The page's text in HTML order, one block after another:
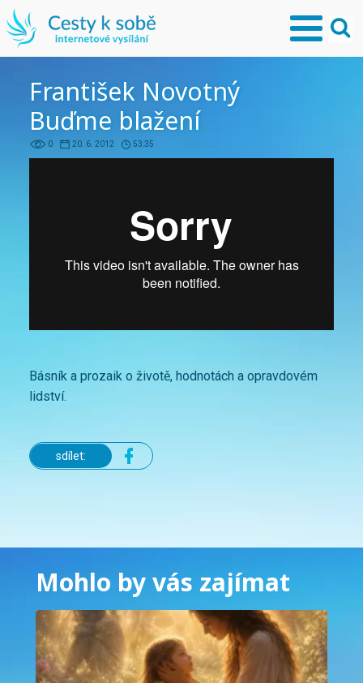
František Novotný
Buďme blažení
0 20. 6. 2012 53:35
Básník a prozaik o životě, hodnotách a opravdovém
lidství.
sdílet:
Mohlo by vás zajímat